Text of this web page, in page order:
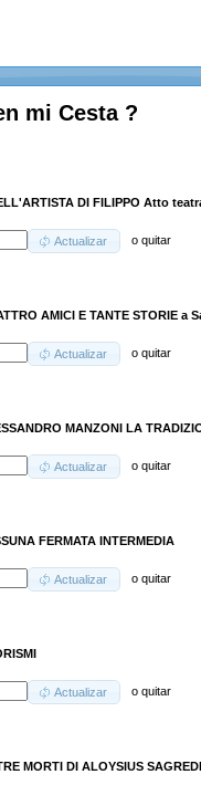
mi Cesta ?
DI FILIPPO Atto
Actualizar oquitar
AMICI E TANTE STORIE a
Actualizar oquitar
MANZONI LA
Actualizar oquitar
FERMATA INTERMEDIA
Actualizar oquitar
Actualizar oquitar
MORTI DI ALOYSIUS SAGREDI